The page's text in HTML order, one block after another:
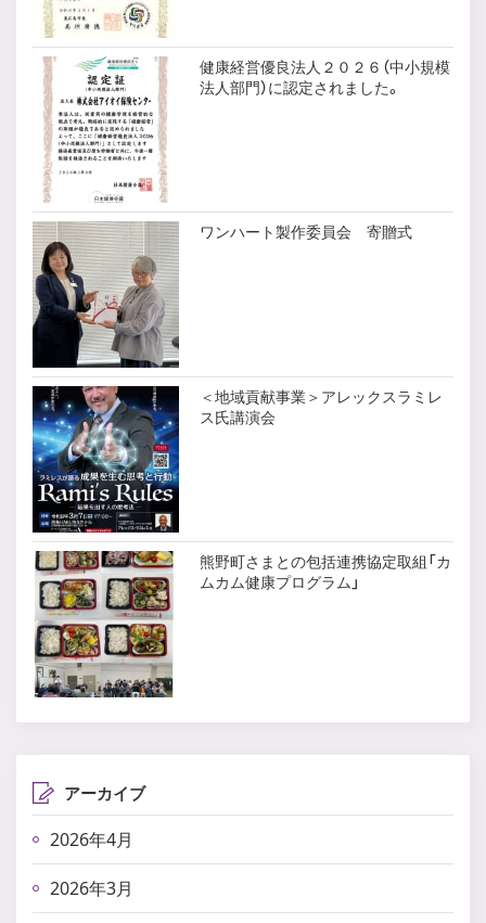
健康経営優良法人２０２６（中小規模
法人部門）に認定されました。
ワンハート製作委員会 寄贈式
＜地域貢献事業＞アレックスラミレ
ス氏講演会
熊野町さまとの包括連携協定取組「カ
ムカム健康プログラム」
アーカイブ
2026年4月
2026年3月